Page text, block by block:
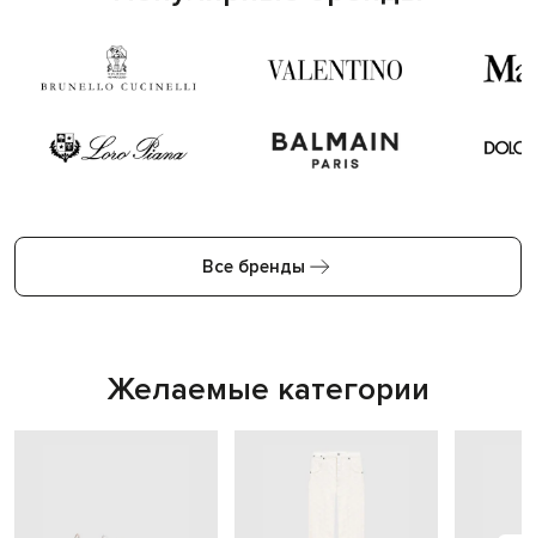
Все бренды
Желаемые категории